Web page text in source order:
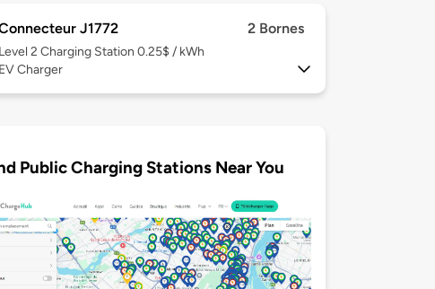
J1772 2 Bornes
Level 2 Charging Station 0.25$ / kWh
EV Charger
Public Charging Stations Near You